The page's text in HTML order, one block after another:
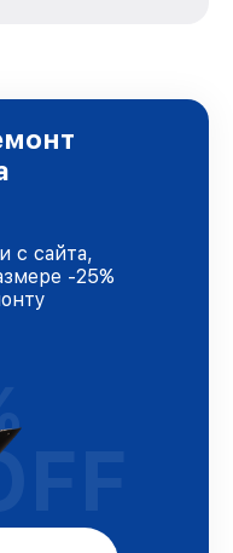
уровень
клиентов.
с сайта,
-25%